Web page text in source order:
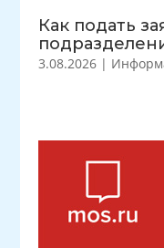
Как подать
3.08.2026 |